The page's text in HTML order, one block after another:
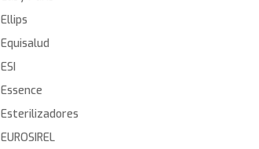
Ellips
Equisalud
ESI
Essence
Esterilizadores
EUROSIREL